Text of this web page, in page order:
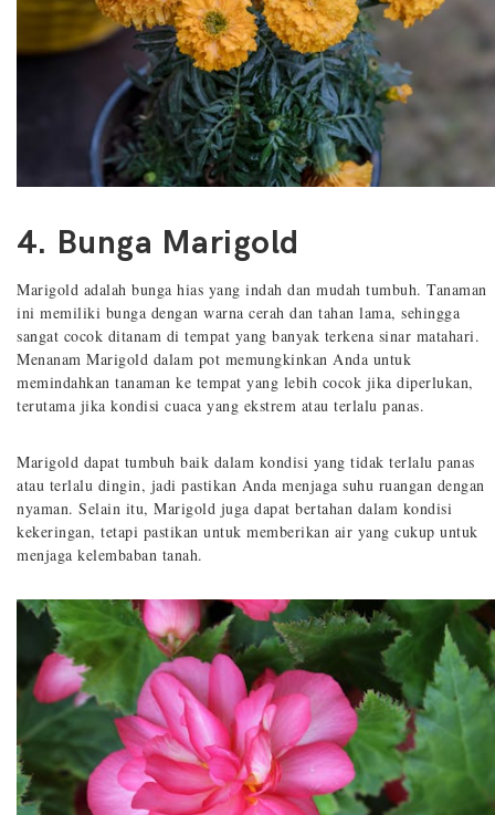
4. Bunga Marigold
Marigold adalah bunga hias yang indah dan mudah tumbuh. Tanaman
ini memiliki bunga dengan warna cerah dan tahan lama, sehingga
sangat cocok ditanam di tempat yang banyak terkena sinar matahari.
Menanam Marigold dalam pot memungkinkan Anda untuk
memindahkan tanaman ke tempat yang lebih cocok jika diperlukan,
terutama jika kondisi cuaca yang ekstrem atau terlalu panas.
Marigold dapat tumbuh baik dalam kondisi yang tidak terlalu panas
atau terlalu dingin, jadi pastikan Anda menjaga suhu ruangan dengan
nyaman. Selain itu, Marigold juga dapat bertahan dalam kondisi
kekeringan, tetapi pastikan untuk memberikan air yang cukup untuk
menjaga kelembaban tanah.